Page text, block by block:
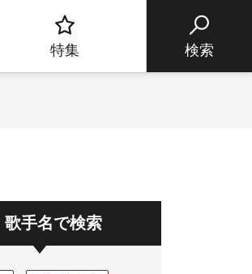
特集 検索
歌手名で検索